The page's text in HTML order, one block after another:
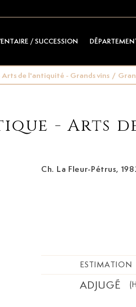
/ SUCCESSION
de l'antiquité - Grands vins /
- Arts
Ch. La Fleur-Pétrus,
ESTIMATION
ADJUGÉ